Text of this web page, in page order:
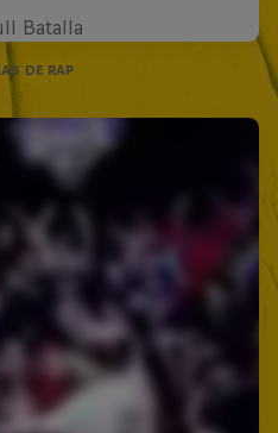
Batalla
DE RAP